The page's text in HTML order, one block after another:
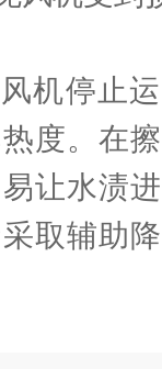
停止运
度。在
让水渍
取辅助